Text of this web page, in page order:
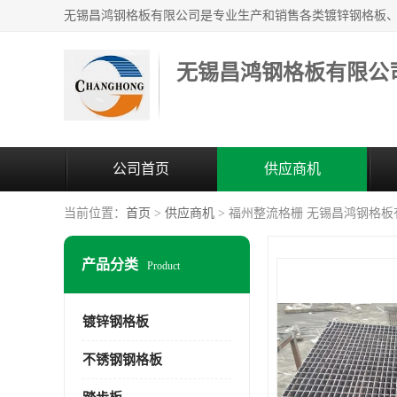
无锡昌鸿钢格板有限公
公司首页 供应商机
当前位置： 首页 > 供应商机 > 福州整流格栅 无锡昌鸿钢格板
产品分类 Product
镀锌钢格板
不锈钢钢格板